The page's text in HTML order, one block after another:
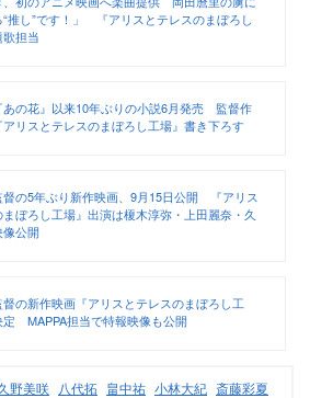
“推し”です！」 『アリスとテレスのまぼろし
担当
あの花』以来10年ぶりの小説6月発売 監督作
リスとテレスのまぼろし工場』書き下ろす
督の5年ぶり新作映画、9月15日公開 『アリス
まぼろし工場』出演は榎木淳弥・上田麗奈・久
公開
の新作映画『アリスとテレスのまぼろし工
定 MAPPA担当で特報映像も公開
野美咲 八代拓 畠中祐 小林大紀 斎藤彩夏